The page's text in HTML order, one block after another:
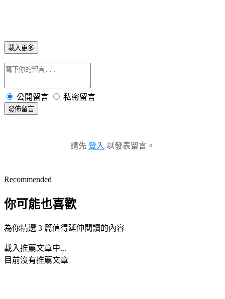
載入更多
公開留言 私密留言
發佈留言
請先 登入 以發表留言。
Recommended
你可能也喜歡
為你精選 3 篇值得延伸閱讀的內容
載入推薦文章中...
目前沒有推薦文章